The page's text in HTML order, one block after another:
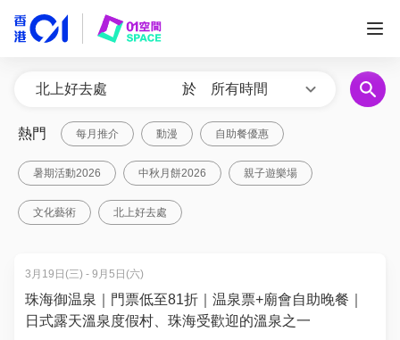
於 所有時間
熱門 每月推介 動漫 自助餐優惠
暑期活動2026 中秋月餅2026 親子遊樂場
文化藝術 北上好去處
3月19日(三) - 9月5日(六)
珠海御温泉｜門票低至81折｜温泉票+廟會自助晚餐｜
日式露天溫泉度假村、珠海受歡迎的溫泉之一